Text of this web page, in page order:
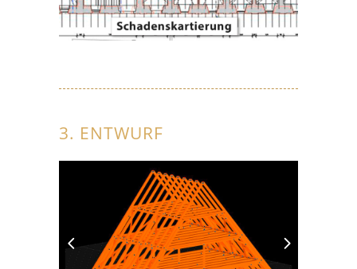
3. ENTWURF